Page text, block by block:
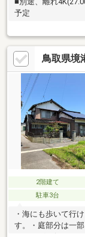
予定
鳥取県境
2階建て
駐車3台
・海にも歩いて行
す。・庭部分は一